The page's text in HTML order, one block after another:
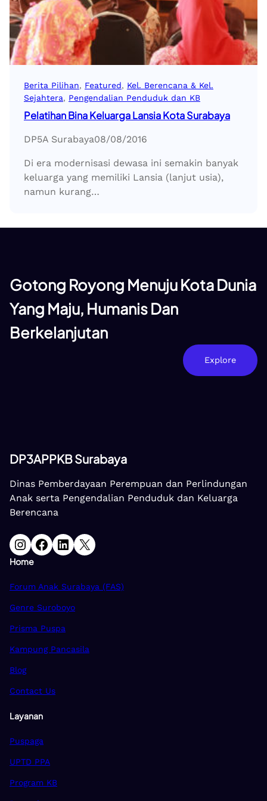
Berita Pilihan, Featured, Kel. Berencana & Kel.
Sejahtera, Pengendalian Penduduk dan KB
Pelatihan Bina Keluarga Lansia Kota Surabaya
DP5A Surabaya08/08/2016
Di era modernisasi dewasa ini semakin banyak
keluarga yang memiliki Lansia (lanjut usia),
namun kurang…
Gotong Royong Menuju Kota Dunia
Yang Maju, Humanis Dan
Berkelanjutan
Explore
DP3APPKB Surabaya
Dinas Pemberdayaan Perempuan dan Perlindungan
Anak serta Pengendalian Penduduk dan Keluarga
Berencana
Instagram Facebook LinkedIn X
Home
Forum Anak Surabaya (FAS)
Genre Suroboyo
Prisma Puspa
Kampung Pancasila
Blog
Contact Us
Layanan
Puspaga
UPTD PPA
Program KB